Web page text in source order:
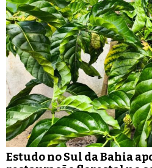
Estudo no Sul da Bahia